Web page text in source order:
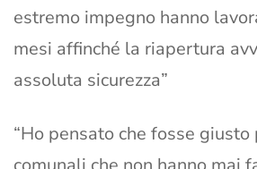
estremo impegno hanno
mesi affinché la riapertura
assoluta sicurezza”
“Ho pensato che fosse